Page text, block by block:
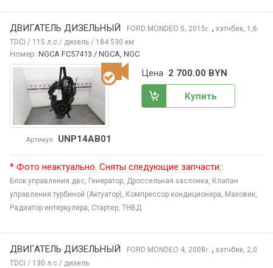
ДВИГАТЕЛЬ ДИЗЕЛЬНЫЙ FORD MONDEO 5, 2015г. , хэтчбек, 1,6
TDCi / 115 л.с / дизель / 184 530 км
Номер: NGCA FC57413 / NGCA, NGC
Артикул UNP14AB01
Цена 2 700.00 BYN
Купить
* Фото неактуально. Сняты следующие запчасти:
Блок управления двс, Генератор, Дроссельная заслонка, Клапан
управления турбиной (Актуатор), Компрессор кондиционера, Маховик,
Радиатор интеркулера, Стартер, ТНВД
ДВИГАТЕЛЬ ДИЗЕЛЬНЫЙ FORD MONDEO 4, 2008г. , хэтчбек, 2,0
TDCi / 130 л.с / дизель